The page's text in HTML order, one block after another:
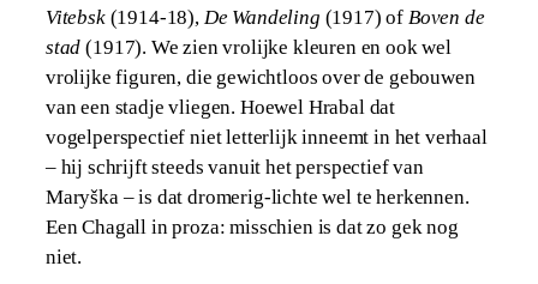
Vitebsk(1914-18), De Wandeling (1917) of Boven de
stad (1917). We zien vrolijke kleuren en ook wel
vrolijke figuren, die gewichtloos over de gebouwen
van een stadje vliegen. Hoewel Hrabal dat
vogelperspectief niet letterlijk inneemt in het verhaal
– hij schrijft steeds vanuit het perspectief van
Maryška – is dat dromerig-lichte wel te herkennen.
Een Chagall in proza: misschien is dat zo gek nog
niet.